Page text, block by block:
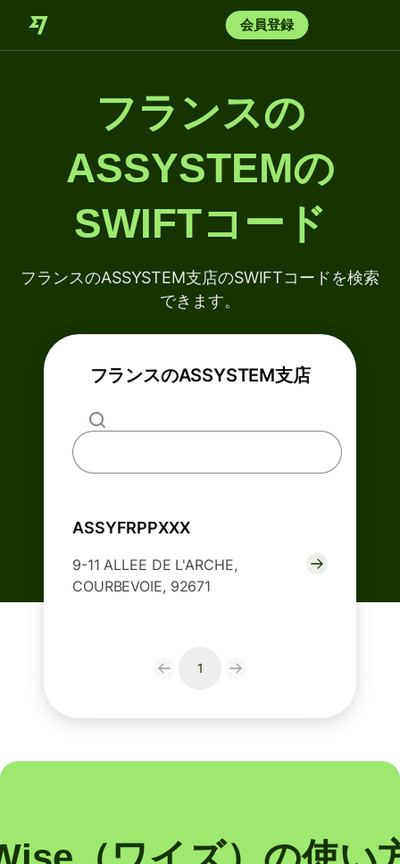
会員登録
フランスの
ASSYSTEMの
SWIFTコード
フランスのASSYSTEM支店のSWIFTコードを検索
できます。
フランスのASSYSTEM支店
ASSYFRPPXXX
9-11 ALLEE DE L'ARCHE,
COURBEVOIE, 92671
1